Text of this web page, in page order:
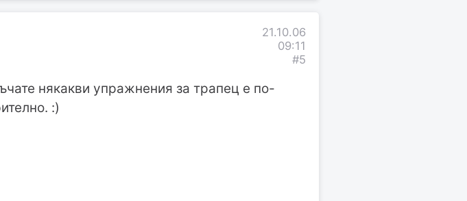
21.10.06
09:11
#5
някакви упражнения за трапец е по-
:)